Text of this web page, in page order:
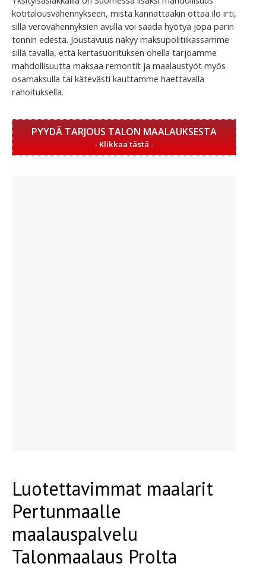
kotitalousvähennykseen, mistä kannattaakin ottaa ilo irti,
sillä verovähennyksien avulla voi saada hyötyä jopa parin
tonnin edestä. Joustavuus näkyy maksupolitiikassamme
sillä tavalla, että kertasuorituksen ohella tarjoamme
mahdollisuutta maksaa remontit ja maalaustyöt myös
osamaksulla tai kätevästi kauttamme haettavalla
rahoituksella.
PYYDÄ TARJOUS TALON MAALAUKSESTA
Luotettavimmat maalarit
Pertunmaalle
maalauspalvelu
Talonmaalaus Prolta